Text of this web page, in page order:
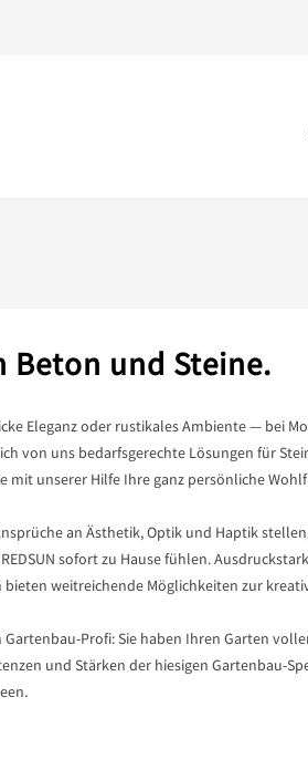
Beton und Steine.
Eleganz oder rustikales Ambiente — bei
von uns bedarfsgerechte Lösungen für
mit unserer Hilfe Ihre ganz persönliche
an Ästhetik, Optik und Haptik
REDSUN sofort zu Hause fühlen.
bieten weitreichende Möglichkeiten zur
Profi: Sie haben Ihren Garten
und Stärken der hiesigen Gartenbau-